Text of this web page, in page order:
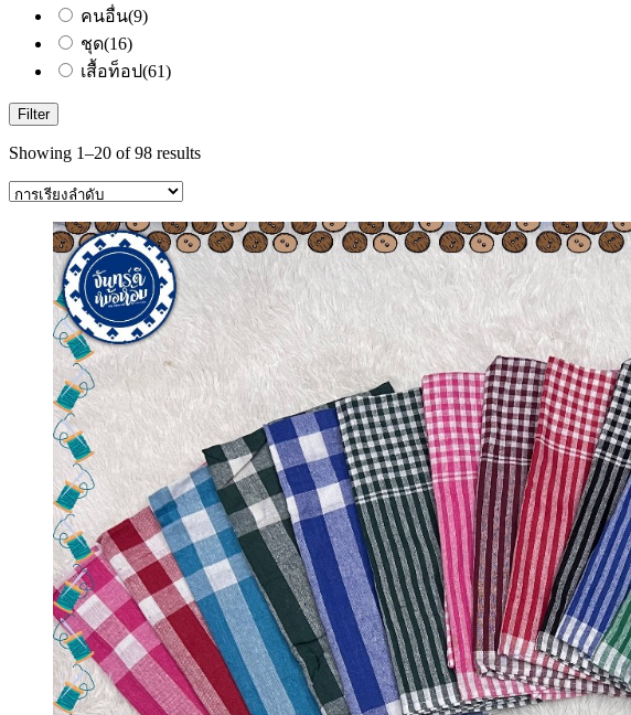
คนอื่น(9)
ชุด(16)
เสื้อท็อป(61)
Filter
Showing 1–20 of 98 results